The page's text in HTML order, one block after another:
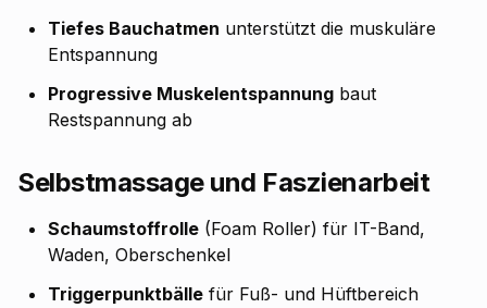
Tiefes Bauchatmen unterstützt die muskuläre
Entspannung
Progressive Muskelentspannung baut
Restspannung ab
Selbstmassage und Faszienarbeit
Schaumstoffrolle (Foam Roller) für IT-Band,
Waden, Oberschenkel
Triggerpunktbälle für Fuß- und Hüftbereich